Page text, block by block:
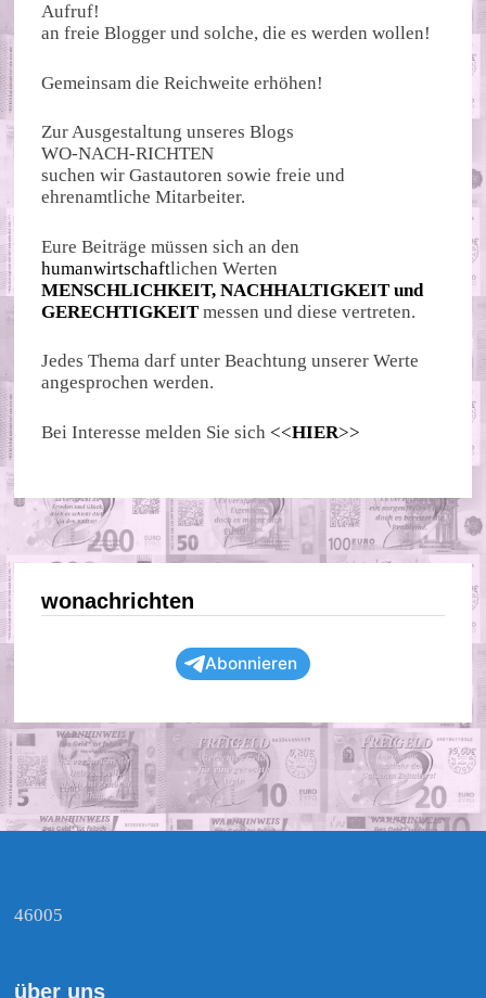
Aufruf!
an freie Blogger und solche, die es werden wollen!
Gemeinsam die Reichweite erhöhen!
Zur Ausgestaltung unseres Blogs
WO-NACH-RICHTEN
suchen wir Gastautoren sowie freie und
ehrenamtliche Mitarbeiter.
Eure Beiträge müssen sich an den
humanwirtschaftlichen Werten
MENSCHLICHKEIT, NACHHALTIGKEIT und
GERECHTIGKEIT messen und diese vertreten.
Jedes Thema darf unter Beachtung unserer Werte
angesprochen werden.
Bei Interesse melden Sie sich <<HIER>>
wonachrichten
Abonnieren
46005
über uns